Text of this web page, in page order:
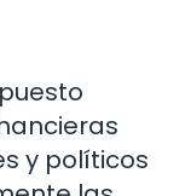
y políticos